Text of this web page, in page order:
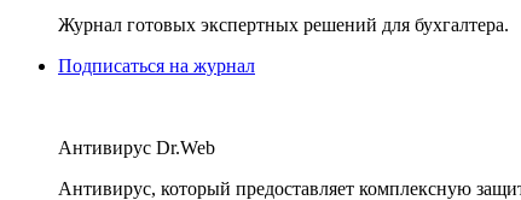
Журнал готовых экспертных решений для бухгалтера.
Подписаться на журнал
Антивирус Dr.Web
Антивирус, который предоставляет комплексную